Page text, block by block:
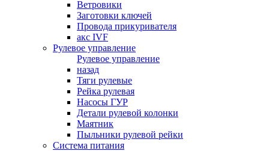
Ветровики
Заготовки ключей
Провода прикуривателя
акс IVF
Рулевое управление
Рулевое управление
назад
Тяги рулевые
Рейка рулевая
Насосы ГУР
Детали рулевой колонки
Маятник
Пыльники рулевой рейки
Система питания